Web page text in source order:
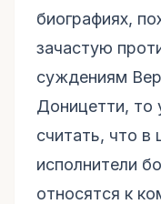
биографиях,
зачастую
суждениям
Доницетти, то
считать, что
исполнители
относятся к